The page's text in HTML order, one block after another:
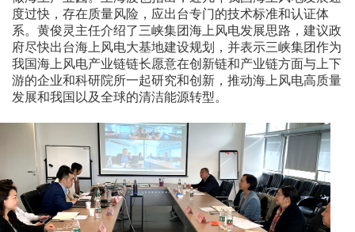
度过快，存在质量风险，应出台专门的技术标准和认证体
系。黄俊灵主任介绍了三峡集团海上风电发展思路，建议政
府尽快出台海上风电大基地建设规划，并表示三峡集团作为
我国海上风电产业链链长愿意在创新链和产业链方面与上下
游的企业和科研院所一起研究和创新，推动海上风电高质量
发展和我国以及全球的清洁能源转型。